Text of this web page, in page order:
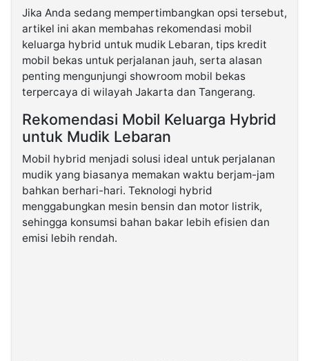
Jika Anda sedang mempertimbangkan opsi tersebut,
artikel ini akan membahas rekomendasi mobil
keluarga hybrid untuk mudik Lebaran, tips kredit
mobil bekas untuk perjalanan jauh, serta alasan
penting mengunjungi showroom mobil bekas
terpercaya di wilayah Jakarta dan Tangerang.
Rekomendasi Mobil Keluarga Hybrid
untuk Mudik Lebaran
Mobil hybrid menjadi solusi ideal untuk perjalanan
mudik yang biasanya memakan waktu berjam-jam
bahkan berhari-hari. Teknologi hybrid
menggabungkan mesin bensin dan motor listrik,
sehingga konsumsi bahan bakar lebih efisien dan
emisi lebih rendah.